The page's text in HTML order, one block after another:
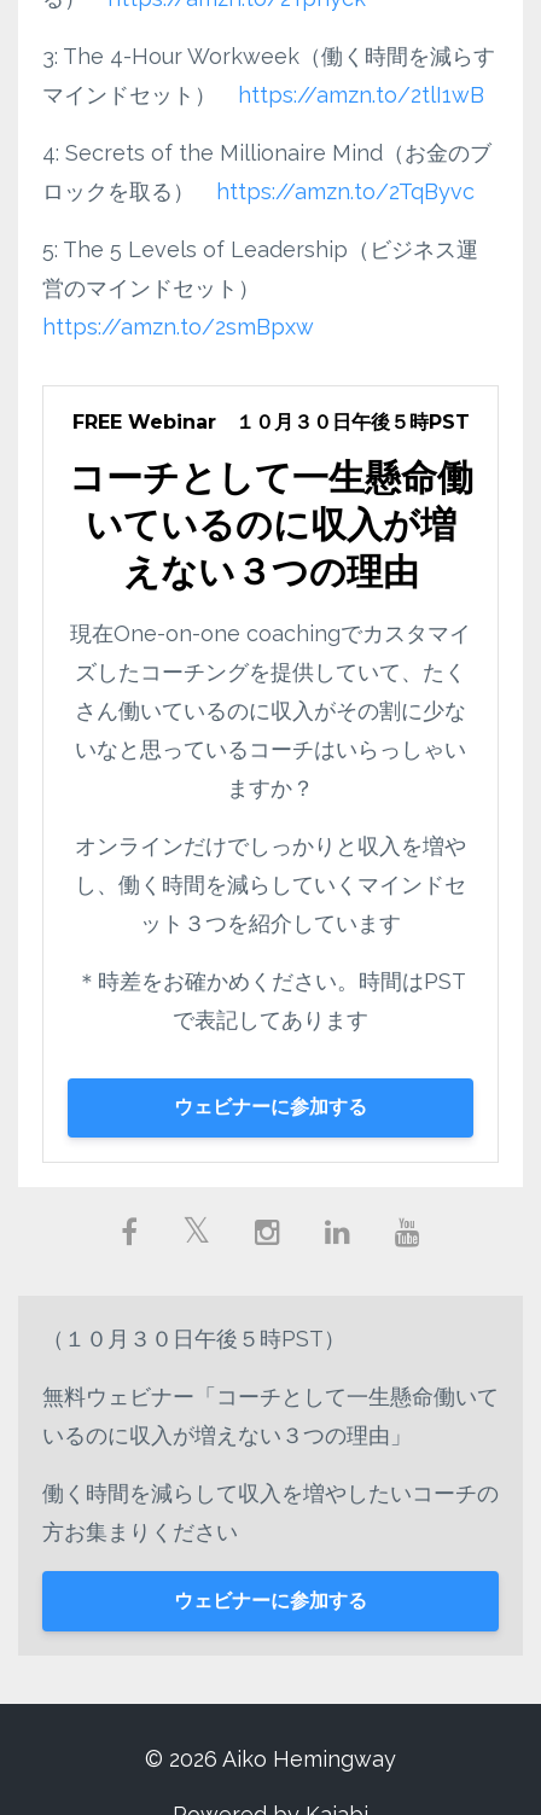
3: The 4-Hour Workweek（働く時間を減らす
マインドセット） https://amzn.to/2tlI1wB
4: Secrets of the Millionaire Mind（お金のブ
ロックを取る） https://amzn.to/2TqByvc
5: The 5 Levels of Leadership（ビジネス運
営のマインドセット）
https://amzn.to/2smBpxw
FREE Webinar １０月３０日午後５時PST
コーチとして一生懸命働
いているのに収入が増
えない３つの理由
現在One-on-one coachingでカスタマイ
ズしたコーチングを提供していて、たく
さん働いているのに収入がその割に少な
いなと思っているコーチはいらっしゃい
ますか？
オンラインだけでしっかりと収入を増や
し、働く時間を減らしていくマインドセ
ット３つを紹介しています
＊時差をお確かめください。時間はPST
で表記してあります
ウェビナーに参加する
（１０月３０日午後５時PST）
無料ウェビナー「コーチとして一生懸命働いて
いるのに収入が増えない３つの理由」
働く時間を減らして収入を増やしたいコーチの
方お集まりください
ウェビナーに参加する
© 2026 Aiko Hemingway